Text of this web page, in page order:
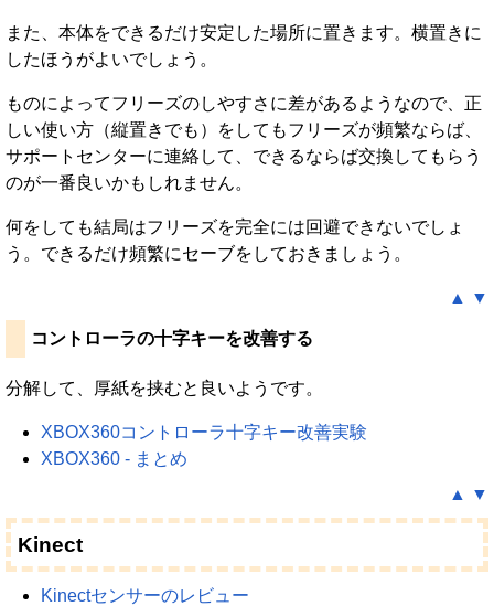
また、本体をできるだけ安定した場所に置きます。横置きに
したほうがよいでしょう。
ものによってフリーズのしやすさに差があるようなので、正
しい使い方（縦置きでも）をしてもフリーズが頻繁ならば、
サポートセンターに連絡して、できるならば交換してもらう
のが一番良いかもしれません。
何をしても結局はフリーズを完全には回避できないでしょ
う。できるだけ頻繁にセーブをしておきましょう。
▲ ▼
コントローラの十字キーを改善する
分解して、厚紙を挟むと良いようです。
XBOX360コントローラ十字キー改善実験
XBOX360 - まとめ
▲
▼
Kinect
Kinectセンサーのレビュー